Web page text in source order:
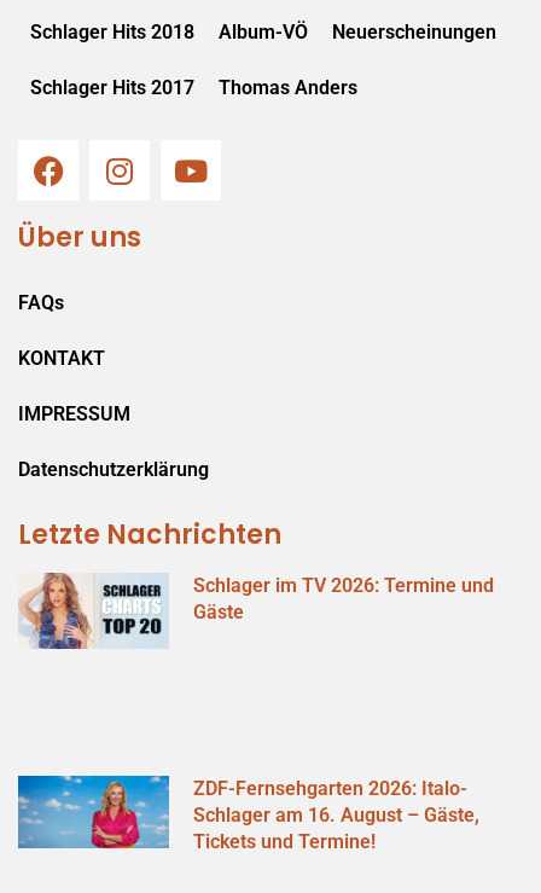
Schlager Hits 2018 Album-VÖ Neuerscheinungen
Schlager Hits 2017 Thomas Anders
Über uns
FAQs
KONTAKT
IMPRESSUM
Datenschutzerklärung
Letzte Nachrichten
Schlager im TV 2026: Termine und
Gäste
ZDF-Fernsehgarten 2026: Italo-
Schlager am 16. August – Gäste,
Tickets und Termine!